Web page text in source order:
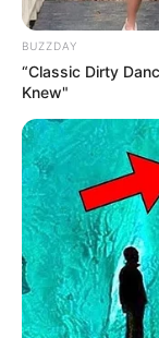
BUZZDAY
“Classic Dirty
Knew"